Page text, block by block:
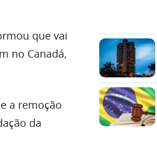
que vai
no Canadá,
a remoção
da